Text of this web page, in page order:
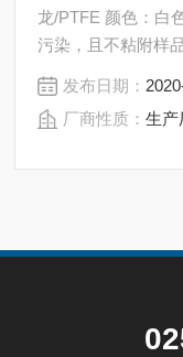
龙/PTFE 颜色：白色 特点：极低的金属溶出与析出，防
污染，且不粘附样
发布日期：
厂商性质：生产